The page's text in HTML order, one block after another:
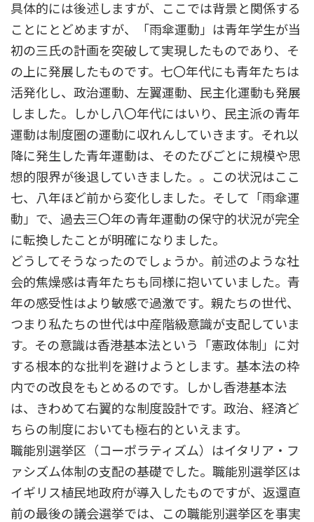
具体的には後述しますが、ここでは背景と関係する
ことにとどめますが、「雨傘運動」は青年学生が当
初の三氏の計画を突破して実現したものであり、そ
の上に発展したものです。七〇年代にも青年たちは
活発化し、政治運動、左翼運動、民主化運動も発展
しました。しかし八〇年代にはいり、民主派の青年
運動は制度圏の運動に収れんしていきます。それ以
降に発生した青年運動は、そのたびごとに規模や思
想的限界が後退していきました。。この状況はここ
七、八年ほど前から変化しました。そして「雨傘運
動」で、過去三〇年の青年運動の保守的状況が完全
に転換したことが明確になりました。
どうしてそうなったのでしょうか。前述のような社
会的焦燥感は青年たちも同様に抱いていました。青
年の感受性はより敏感で過激です。親たちの世代、
つまり私たちの世代は中産階級意識が支配していま
す。その意識は香港基本法という「憲政体制」に対
する根本的な批判を避けようとします。基本法の枠
内での改良をもとめるのです。しかし香港基本法
は、きわめて右翼的な制度設計です。政治、経済ど
ちらの制度においても極右的といえます。
職能別選挙区（コーポラティズム）はイタリア・フ
ァシズム体制の支配の基礎でした。職能別選挙区は
イギリス植民地政府が導入したものですが、返還直
前の最後の議会選挙では、この職能別選挙区を事実